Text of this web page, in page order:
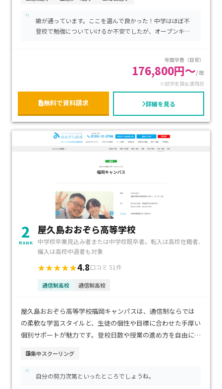
は、オンラインと対面授業を自由に組み合わせた「スマート
スタディコース」と、キャリア探究型のPBL授業によるジブン
デザイン型学びにより、自分の興味や進路に合わせて主体的に
「スマートⅡ」で約373000円〜、進学型やプログラミング特
化型の「スマートⅢ」は約573000円〜と選べるコース制で、
就学支援金により最大約297000円の減免が可能です
。全教員が学習心理支援カウンセラー資格を持ち、コーチン
グ担任による個別フォローがあるため、精神的にも安心。自
宅中心で無理なく学びたい方、高卒資格取得と進学・キャリ
ア形成を両立したい方に特におすすめです。
"
娘が通っています。ここを選んで良かった！中学はほぼ不
登校で勉強についていけるか不安でしたが、オープンキャ
えてる娘を見て安心しています。何か問題があったらすぐ
に連絡も取っていただけますし、サポートも充実していま
す本当に感謝しています。たった３年しか学べないのが残
念です。大学も作ってほしい位です!!
年間学費（目安）
176,800円～/年
※就学支援金適用前
無料で資料請求 詳細を見る
2
RANK
屋久島おおぞら高等学校
中学校卒業見込み者または中学校既卒者。転入は高校在籍者、
編入は高校中退者も対象
★★★★★4.8口コミ 51件
通信制高校 通信制高校
屋久島おおぞら高等学校福岡キャンパスは、通信制ならでは
の柔軟な学習スタイルと、生徒の個性や目標に合わせた手厚い
個別サポートが魅力です。登校日数や授業の進め方を自由に選
びたい方にも安心です。博多駅や天神駅からアクセスしやすい
都市型の立地で、通学の利便性も高い環境です。学費は通信制
高校として比較的抑えられており、経済的にも続けやすいのが
集中スクーリング
" 自分の努力次第といったところでしょうね。